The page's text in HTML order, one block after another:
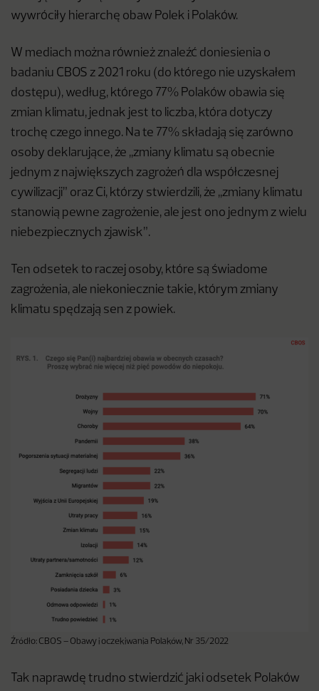
wywróciły hierarchę obaw Polek i Polaków.
W mediach można również znaleźć doniesienia o
badaniu CBOS z 2021 roku (do którego nie uzyskałem
dostępu), według, którego 77% Polaków obawia się
zmian klimatu, jednak jest to liczba, która dotyczy
trochę czego innego. Na te 77% składają się zarówno
osoby deklarujące, że ,,zmiany klimatu są obecnie
jednym z największych zagrożeń dla współczesnej
cywilizacji” oraz Ci, którzy stwierdzili, że ,,zmiany klimatu
stanowią pewne zagrożenie, ale jest ono jednym z wielu
niebezpiecznych zjawisk”.
Ten odsetek to raczej osoby, które są świadome
zagrożenia, ale niekoniecznie takie, którym zmiany
klimatu spędzają sen z powiek.
Źródło: CBOS – Obawy i oczekiwania Polaków, Nr 35/2022
Tak naprawdę trudno stwierdzić jaki odsetek Polaków